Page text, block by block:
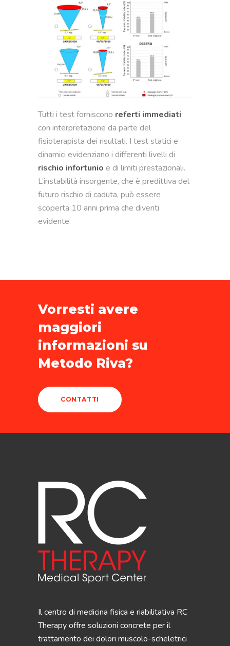
Tutti i test forniscono referti immediati
con interpretazione da parte del
fisioterapista dei risultati. I test statici e
dinamici evidenziano i differenti livelli di
rischio infortunio e di limiti prestazionali.
L’instabilità insorgente, che è predittiva del
futuro rischio di caduta, può essere
scoperta 10 anni prima che diventi
evidente.
Vorresti avere
maggiori
informazioni su
Metodo Riva?
CONTATTI
Il centro di medicina fisica e riabilitativa RC
Therapy offre soluzioni concrete per il
trattamento dei dolori muscolo-scheletrici